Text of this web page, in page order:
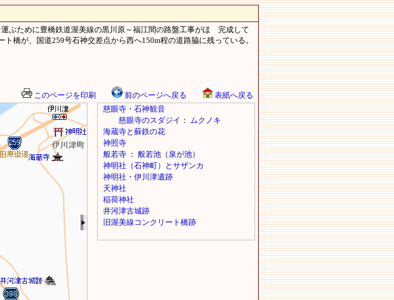
ぶために豊橋鉄道渥美線の黒川原～福江間の路盤工事がほゞ完成して
橋が、国道259号石神交差点から西へ150m程の道路脇に残っている。
このページを印刷 前のページへ戻る 表紙へ戻る